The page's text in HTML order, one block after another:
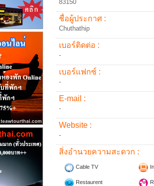
83150
ชื่อผู้ประกาศ :
Chuthathip
เบอร์ติดต่อ :
-
เบอร์แฟกซ์ :
-
E-mail :
-
Website :
-
สิ่งอำนวยความสะดวก :
Cable TV
Restaurent